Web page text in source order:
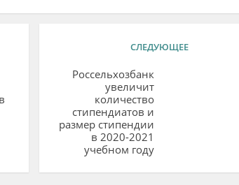
СЛЕДУЮЩЕЕ
Россельхозбанк
увеличит
количество
стипендиатов и
размер стипендии
в 2020-2021
учебном году